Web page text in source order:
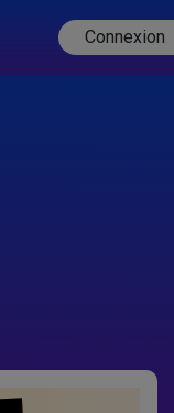
Connexion